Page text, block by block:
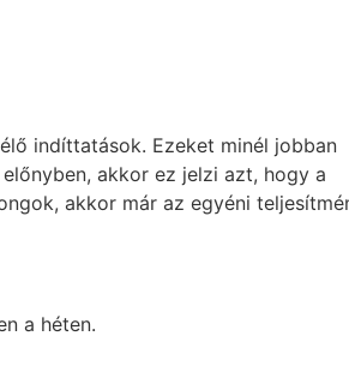
indíttatások. Ezeket minél jobban
akkor ez jelzi azt, hogy a
akkor már az egyéni
a héten.